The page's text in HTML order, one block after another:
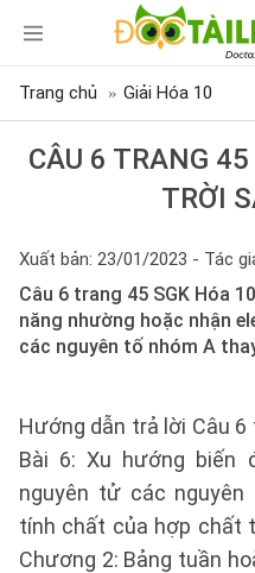
Trang chủ Giải Hóa 10
CÂU 6 TRANG
TRỜI
Xuất bản: 23/01/2023 - Tác
Câu 6 trang 45 SGK Hóa
năng nhường hoặc nhận
các nguyên tố nhóm A
Hướng dẫn trả lời Câu 6
Bài 6: Xu hướng
nguyên tử các
tính chất của hợp chất
Chương 2: Bảng tuần